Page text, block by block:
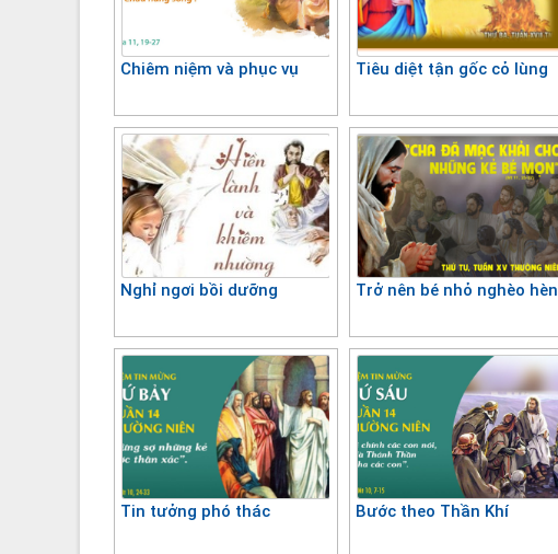
Chiêm niệm và phục vụ Tiêu diệt tận gốc cỏ lùng
Nghỉ ngơi bồi dưỡng Trở nên bé nhỏ nghèo hèn
Tin tưởng phó thác Bước theo Thần Khí